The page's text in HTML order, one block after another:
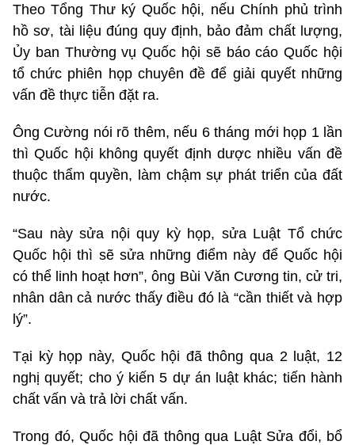
Theo Tổng Thư ký Quốc hội, nếu Chính phủ trình
hồ sơ, tài liệu đúng quy định, bảo đảm chất lượng,
Ủy ban Thường vụ Quốc hội sẽ báo cáo Quốc hội
tổ chức phiên họp chuyên đề để giải quyết những
vấn đề thực tiễn đặt ra.
Ông Cường nói rõ thêm, nếu 6 tháng mới họp 1 lần
thì Quốc hội không quyết định dược nhiều vấn đề
thuộc thẩm quyền, làm chậm sự phát triển của đất
nước.
“Sau này sửa nội quy kỳ họp, sửa Luật Tổ chức
Quốc hội thì sẽ sửa những điểm này để Quốc hội
có thể linh hoạt hơn”, ông Bùi Văn Cương tin, cử tri,
nhân dân cả nước thấy điều đó là “cần thiết và hợp
lý”.
Tại kỳ họp này, Quốc hội đã thông qua 2 luật, 12
nghị quyết; cho ý kiến 5 dự án luật khác; tiến hành
chất vấn và trả lời chất vấn.
Trong đó, Quốc hội đã thông qua Luật Sửa đổi, bổ